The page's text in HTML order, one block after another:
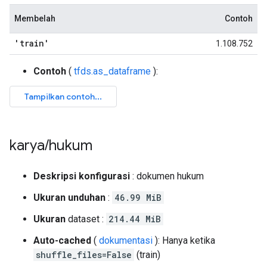
Membelah Contoh
'train' 1.108.752
Contoh ( tfds.as_dataframe ):
karya/hukum
Deskripsi konfigurasi : dokumen hukum
Ukuran unduhan : 46.99 MiB
Ukuran dataset : 214.44 MiB
Auto-cached ( dokumentasi ): Hanya ketika
shuffle_files=False (train)